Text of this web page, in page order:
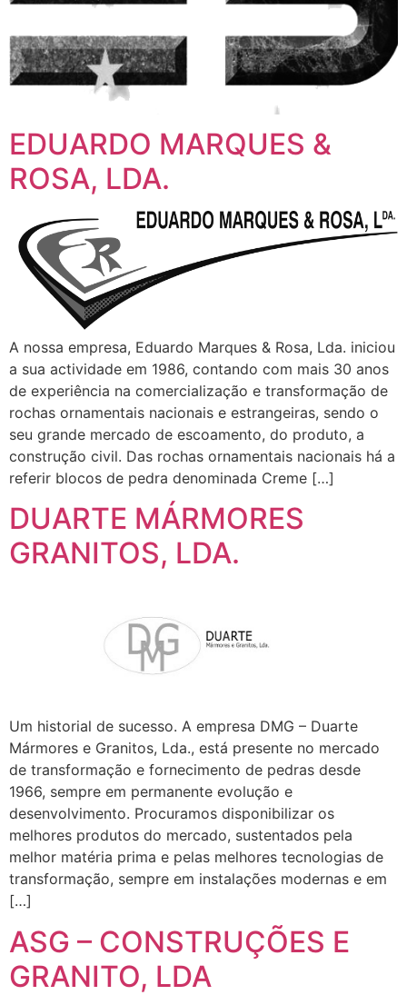
EDUARDO MARQUES &
ROSA, LDA.
A nossa empresa, Eduardo Marques & Rosa, Lda. iniciou
a sua actividade em 1986, contando com mais 30 anos
de experiência na comercialização e transformação de
rochas ornamentais nacionais e estrangeiras, sendo o
seu grande mercado de escoamento, do produto, a
construção civil. Das rochas ornamentais nacionais há a
referir blocos de pedra denominada Creme […]
DUARTE MÁRMORES
GRANITOS, LDA.
Um historial de sucesso. A empresa DMG – Duarte
Mármores e Granitos, Lda., está presente no mercado
de transformação e fornecimento de pedras desde
1966, sempre em permanente evolução e
desenvolvimento. Procuramos disponibilizar os
melhores produtos do mercado, sustentados pela
melhor matéria prima e pelas melhores tecnologias de
transformação, sempre em instalações modernas e em
[…]
ASG – CONSTRUÇÕES E
GRANITO, LDA